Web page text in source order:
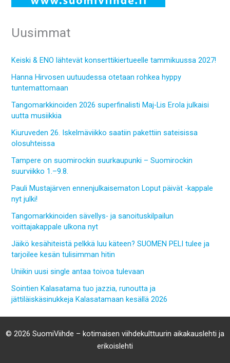
Uusimmat
Keiski & ENO lähtevät konserttikiertueelle tammikuussa 2027!
Hanna Hirvosen uutuudessa otetaan rohkea hyppy
tuntemattomaan
Tangomarkkinoiden 2026 superfinalisti Maj-Lis Erola julkaisi
uutta musiikkia
Kiuruveden 26. Iskelmäviikko saatiin pakettiin sateisissa
olosuhteissa
Tampere on suomirockin suurkaupunki – Suomirockin
suurviikko 1.–9.8.
Pauli Mustajärven ennenjulkaisematon Loput päivät -kappale
nyt julki!
Tangomarkkinoiden sävellys- ja sanoituskilpailun
voittajakappale ulkona nyt
Jäikö kesähiteistä pelkkä luu käteen? SUOMEN PELI tulee ja
tarjoilee kesän tulisimman hitin
Uniikin uusi single antaa toivoa tulevaan
Sointien Kalasatama tuo jazzia, runoutta ja
jättiläiskäsinukkeja Kalasatamaan kesällä 2026
© 2026 SuomiViihde – kotimaisen viihdekulttuurin aikakauslehti ja
erikoislehti